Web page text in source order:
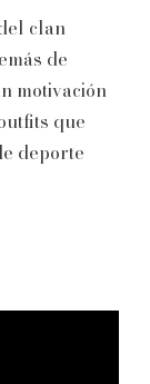
clan
de
motivación
que
deporte